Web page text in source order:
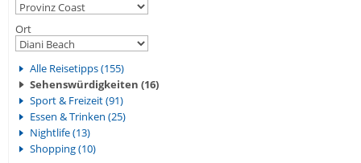
Ort
Alle Reisetipps (155)
Sehenswürdigkeiten (16)
Sport & Freizeit (91)
Essen & Trinken (25)
Nightlife (13)
Shopping (10)